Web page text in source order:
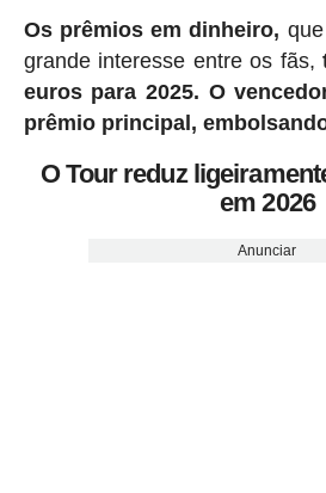
Os prêmios em dinheiro,
grande interesse entre os fãs,
euros para 2025. O
prêmio principal,
O Tour reduz
em 2026
Anunciar